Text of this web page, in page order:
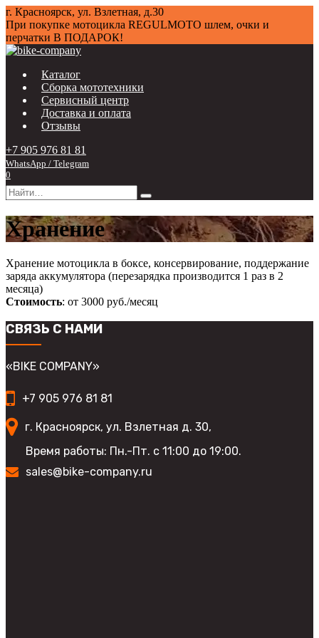
Перейти
к
содержанию
г. Красноярск, ул. Взлетная, д.30
При покупке мотоцикла REGULMOTO шлем, очки и
перчатки В ПОДАРОК!
Каталог
Сборка мототехники
Сервисный центр
Доставка и оплата
Отзывы
+7 905 976 81 81
WhatsApp / Telegram
0
Search
for:
Хранение
Хранение мотоцикла в боксе, консервирование, поддержание
заряда аккумулятора (перезарядка производится 1 раз в 2
месяца)
Стоимость: от 3000 руб./месяц
СВЯЗЬ С НАМИ
«BIKE COMPANY»
+7 905 976 81 81
г. Красноярск, ул. Взлетная д. 30,
Время работы: Пн.-Пт. с 11:00 до 19:00.
sales@bike-company.ru